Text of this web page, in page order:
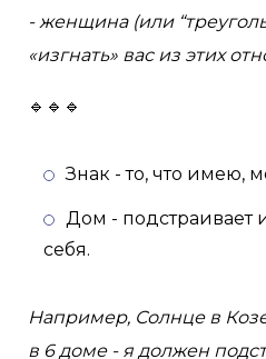
- женщина (или
«изгнать» вас из этих
🔹🔹🔹
Знак - то, что имею,
Дом -
себя.
Например, Солнце в
в 6 доме - я должен